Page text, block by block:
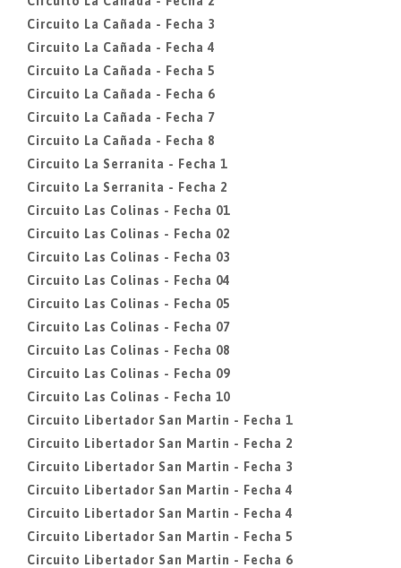
Circuito La Cañada - Fecha 3
Circuito La Cañada - Fecha 4
Circuito La Cañada - Fecha 5
Circuito La Cañada - Fecha 6
Circuito La Cañada - Fecha 7
Circuito La Cañada - Fecha 8
Circuito La Serranita - Fecha 1
Circuito La Serranita - Fecha 2
Circuito Las Colinas - Fecha 01
Circuito Las Colinas - Fecha 02
Circuito Las Colinas - Fecha 03
Circuito Las Colinas - Fecha 04
Circuito Las Colinas - Fecha 05
Circuito Las Colinas - Fecha 07
Circuito Las Colinas - Fecha 08
Circuito Las Colinas - Fecha 09
Circuito Las Colinas - Fecha 10
Circuito Libertador San Martin - Fecha 1
Circuito Libertador San Martin - Fecha 2
Circuito Libertador San Martin - Fecha 3
Circuito Libertador San Martin - Fecha 4
Circuito Libertador San Martin - Fecha 4
Circuito Libertador San Martin - Fecha 5
Circuito Libertador San Martin - Fecha 6